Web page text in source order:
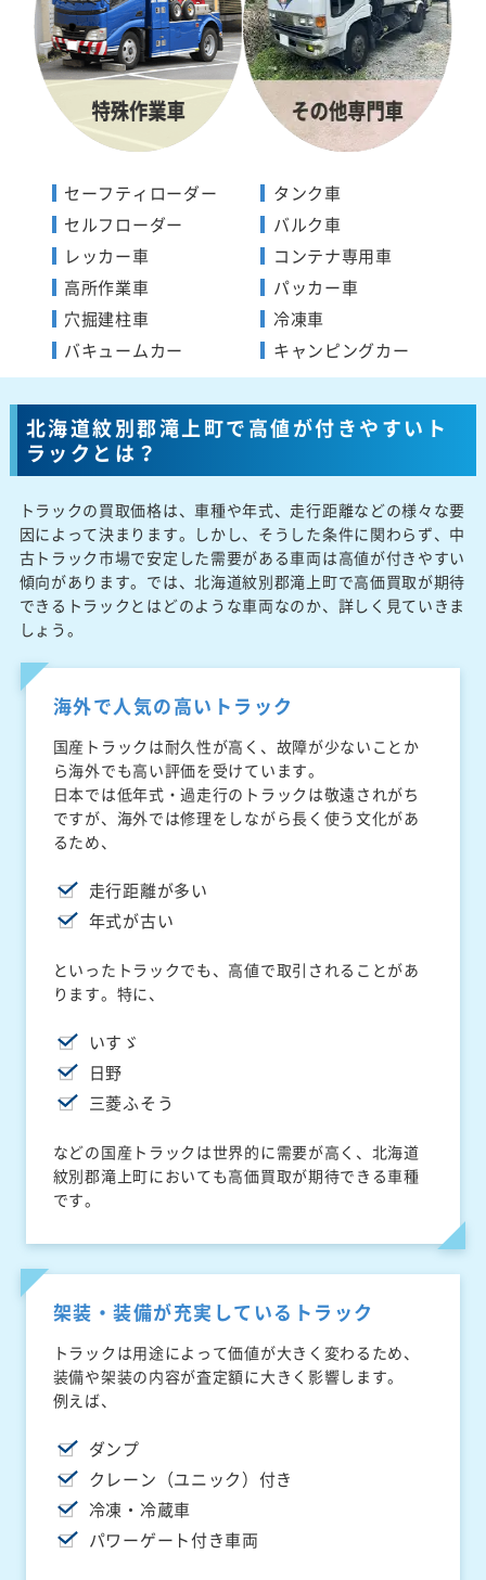
セーフティローダー
セルフローダー
レッカー車
高所作業車
穴掘建柱車
バキュームカー
タンク車
バルク車
コンテナ専用車
パッカー車
冷凍車
キャンピングカー
北海道紋別郡滝上町で高値が付きやすいト
ラックとは？
トラックの買取価格は、車種や年式、走行距離などの様々な要
因によって決まります。しかし、そうした条件に関わらず、中
古トラック市場で安定した需要がある車両は高値が付きやすい
傾向があります。では、北海道紋別郡滝上町で高価買取が期待
できるトラックとはどのような車両なのか、詳しく見ていきま
しょう。
海外で人気の高いトラック
国産トラックは耐久性が高く、故障が少ないことか
ら海外でも高い評価を受けています。
日本では低年式・過走行のトラックは敬遠されがち
ですが、海外では修理をしながら長く使う文化があ
るため、
走行距離が多い
年式が古い
といったトラックでも、高値で取引されることがあ
ります。特に、
いすゞ
日野
三菱ふそう
などの国産トラックは世界的に需要が高く、北海道
紋別郡滝上町においても高価買取が期待できる車種
です。
架装・装備が充実しているトラック
トラックは用途によって価値が大きく変わるため、
装備や架装の内容が査定額に大きく影響します。
例えば、
ダンプ
クレーン（ユニック）付き
冷凍・冷蔵車
パワーゲート付き車両